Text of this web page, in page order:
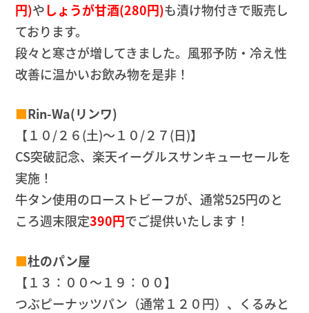
円)やしょうが甘酒(280円)も漬け物付きで販売し
ております。
段々と寒さが増してきました。風邪予防・冷え性
改善に温かいお飲み物を是非！
■Rin-Wa(リンワ)
【１０/２６(土)～１０/２７(日)】
CS突破記念、楽天イーグルスサンキューセールを
実施！
牛タン使用のローストビーフが、通常525円のと
ころ週末限定390円でご提供いたします！
■杜のパン屋
【１３：００～１９：００】
つぶピーナッツパン（通常１２０円）、くるみと